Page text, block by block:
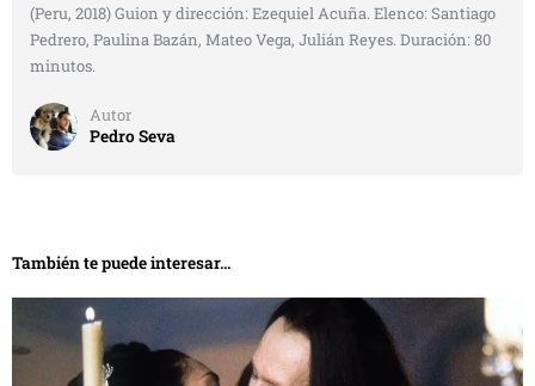
(Peru, 2018) Guion y dirección: Ezequiel Acuña. Elenco: Santiago
Pedrero, Paulina Bazán, Mateo Vega, Julián Reyes. Duración: 80
minutos.
Autor
Pedro Seva
También te puede interesar...